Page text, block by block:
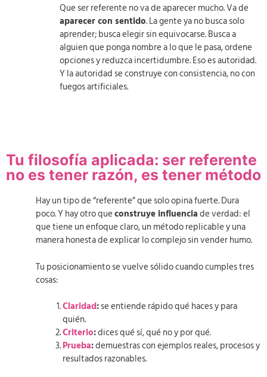
Que ser referente no va de aparecer mucho. Va de
aparecer con sentido. La gente ya no busca solo
aprender; busca elegir sin equivocarse. Busca a
alguien que ponga nombre a lo que le pasa, ordene
opciones y reduzca incertidumbre. Eso es autoridad.
Y la autoridad se construye con consistencia, no con
fuegos artificiales.
Tu filosofía aplicada: ser referente
no es tener razón, es tener método
Hay un tipo de “referente” que solo opina fuerte. Dura
poco. Y hay otro queconstruye influenciade verdad: el
que tiene un enfoque claro, un método replicable y una
manera honesta de explicar lo complejo sin vender humo.
Tu posicionamiento se vuelve sólido cuando cumples tres
cosas:
Claridad:se entiende rápido qué haces y para
quién.
Criterio:dices qué sí, qué no y por qué.
Prueba:demuestras con ejemplos reales, procesos y
resultados razonables.